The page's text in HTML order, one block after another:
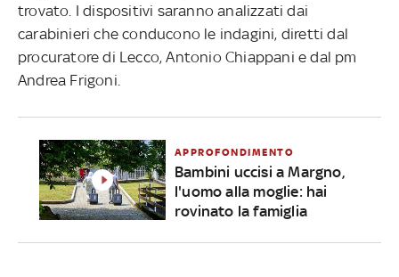
trovato. I dispositivi saranno analizzati dai
carabinieri che conducono le indagini, diretti dal
procuratore di Lecco, Antonio Chiappani e dal pm
Andrea Frigoni.
APPROFONDIMENTO
Bambini uccisi a Margno,
l'uomo alla moglie: hai
rovinato la famiglia